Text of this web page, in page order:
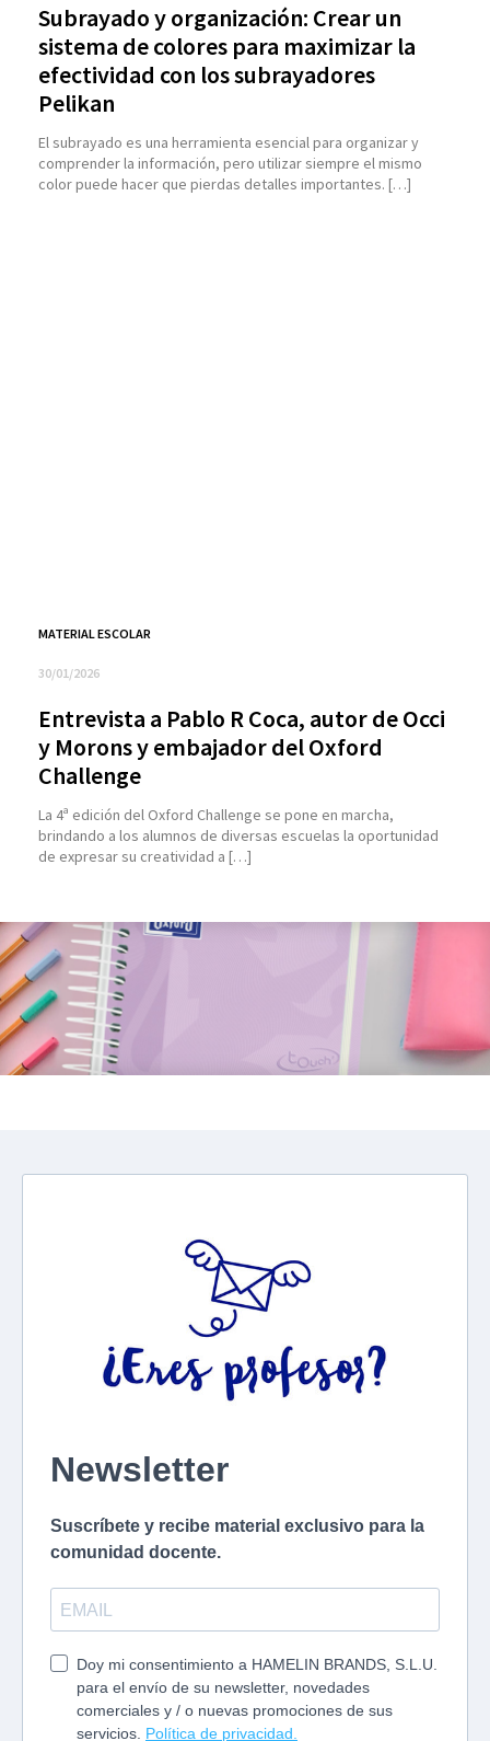
Subrayado y organización: Crear un
sistema de colores para maximizar la
efectividad con los subrayadores
Pelikan
El subrayado es una herramienta esencial para organizar y
comprender la información, pero utilizar siempre el mismo
color puede hacer que pierdas detalles importantes. […]
MATERIAL ESCOLAR
30/01/2026
Entrevista a Pablo R Coca, autor de Occi
y Morons y embajador del Oxford
Challenge
La 4ª edición del Oxford Challenge se pone en marcha,
brindando a los alumnos de diversas escuelas la oportunidad
de expresar su creatividad a […]